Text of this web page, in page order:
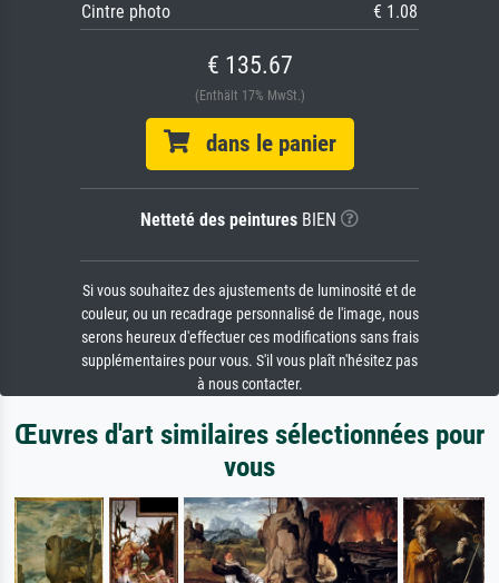
Cintre photo
€ 1.08
€ 135.67
(Enthält 17% MwSt.)
dans le panier
Netteté des peintures BIEN
Si vous souhaitez des ajustements de luminosité et de
couleur, ou un recadrage personnalisé de l'image, nous
serons heureux d'effectuer ces modifications sans frais
supplémentaires pour vous. S'il vous plaît n'hésitez pas
à nous contacter.
Œuvres d'art similaires sélectionnées pour
vous